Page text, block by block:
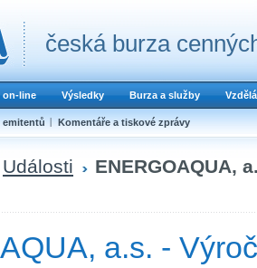
česká burza
on-line Výsledky Burza a služby
emitentů Komentáře a tiskové zprávy
Události
ENERGOAQUA,
a.s. -